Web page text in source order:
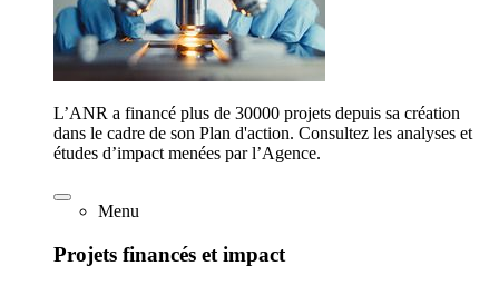
L’ANR a financé plus de 30000 projets depuis sa création
dans le cadre de son Plan d'action. Consultez les analyses et
études d’impact menées par l’Agence.
Menu
Projets financés et impact